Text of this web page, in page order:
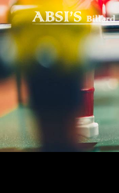
Panneau de gestion des cookies